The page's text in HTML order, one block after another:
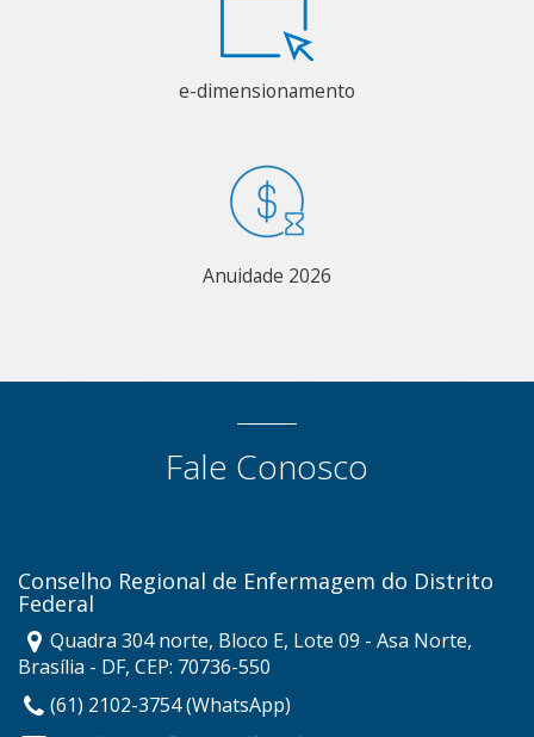
e-dimensionamento
Anuidade 2026
Fale Conosco
Conselho Regional de Enfermagem do Distrito
Federal
Quadra 304 norte, Bloco E, Lote 09 - Asa Norte,
Brasília - DF, CEP: 70736-550
(61) 2102-3754 (WhatsApp)